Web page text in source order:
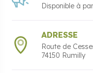
Disponible à
ADRESSE
Route de
74150 Rumilly